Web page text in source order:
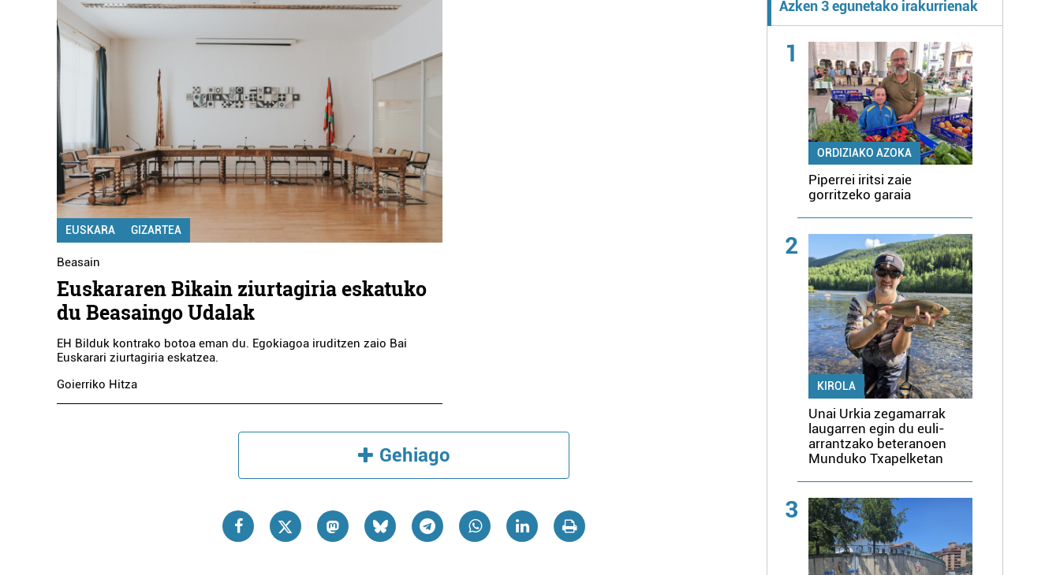
EUSKARA GIZARTEA
Beasain
Euskararen Bikain ziurtagiria eskatuko
du Beasaingo Udalak
EH Bilduk kontrako botoa eman du. Egokiagoa iruditzen zaio Bai
Euskarari ziurtagiria eskatzea.
Goierriko Hitza
Gehiago
Azken 3 egunetako irakurrienak
1
ORDIZIAKO AZOKA
Piperrei iritsi zaie
gorritzeko garaia
2
KIROLA
Unai Urkia zegamarrak
laugarren egin du euli-
arrantzako beteranoen
Munduko Txapelketan
3